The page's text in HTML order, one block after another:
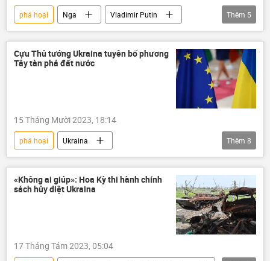
phá hoại Nga
Vladimir Putin
Thế giới
phương Tây
trừng phạt
Vụ nổ “Dòng chảy phương Bắc”
Châu Âu
Thêm 5
Cựu Thủ tướng Ukraina tuyên bố phương
Tây tàn phá đất nước
15 Tháng Mười 2023, 18:14
phá hoại
Ukraina
Chiến dịch quân sự đặc biệt tại Ukraina
EU
Liên minh châu Âu
Thế giới
phương Tây
viện trợ
Thêm 8
«Không ai giúp»: Hoa Kỳ thi hành chính
sách hủy diệt Ukraina
17 Tháng Tám 2023, 05:04